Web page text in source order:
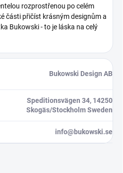
rozprostřenou po celém
části přičíst krásným designům a
Bukowski - to je láska na celý
Bukowski Design AB
Speditionsvägen 34, 14250
Skogäs/Stockholm Sweden
info@bukowski.se